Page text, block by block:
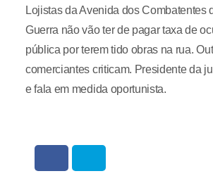
Lojistas da Avenida dos Combatentes
Guerra não vão ter de pagar taxa de
pública por terem tido obras na rua.
comerciantes criticam. Presidente da
e fala em medida oportunista.